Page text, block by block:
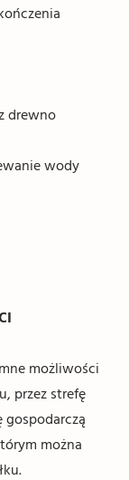
drewno
wody
możliwości
przez strefę
można